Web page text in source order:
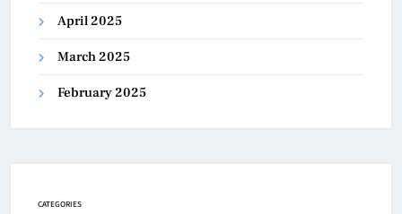
April 2025
March 2025
February 2025
CATEGORIES